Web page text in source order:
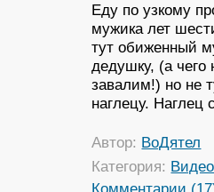
Еду по узкому
мужика лет
тут обиженный
дедушку, (а
завалим!) но не
наглецу. Наглец
Автор: ВоДятел
Категория: Видео